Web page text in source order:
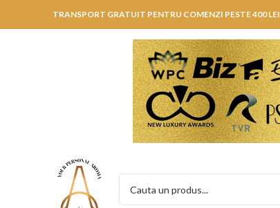
TRANSPORT GRATUIT PENTRU COMENZI PESTE 400 LEI